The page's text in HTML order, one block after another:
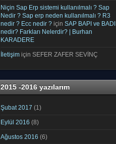
Niçin Sap Erp sistemi kullanılmalı ? Sap
Nedir ? Sap erp neden kullanılmalı ? R3
nedir ? Ecc nedir ? için SAP BAPI ve BADI
nedir? Farkları Nelerdir? | Burhan
KARADERE
İletişim için SEFER ZAFER SEVİNÇ
2015 -2016 yazılarım
Şubat 2017 (1)
Eylül 2016 (8)
Ağustos 2016 (6)